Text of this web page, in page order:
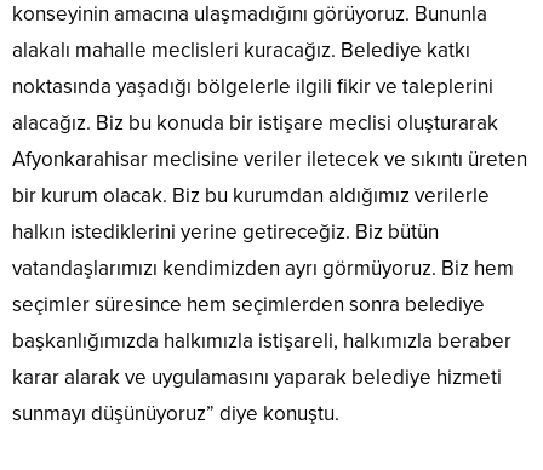
konseyinin amacına ulaşmadığını görüyoruz. Bununla
alakalı mahalle meclisleri kuracağız. Belediye katkı
noktasında yaşadığı bölgelerle ilgili fikir ve taleplerini
alacağız. Biz bu konuda bir istişare meclisi oluşturarak
Afyonkarahisar meclisine veriler iletecek ve sıkıntı üreten
bir kurum olacak. Biz bu kurumdan aldığımız verilerle
halkın istediklerini yerine getireceğiz. Biz bütün
vatandaşlarımızı kendimizden ayrı görmüyoruz. Biz hem
seçimler süresince hem seçimlerden sonra belediye
başkanlığımızda halkımızla istişareli, halkımızla beraber
karar alarak ve uygulamasını yaparak belediye hizmeti
sunmayı düşünüyoruz” diye konuştu.